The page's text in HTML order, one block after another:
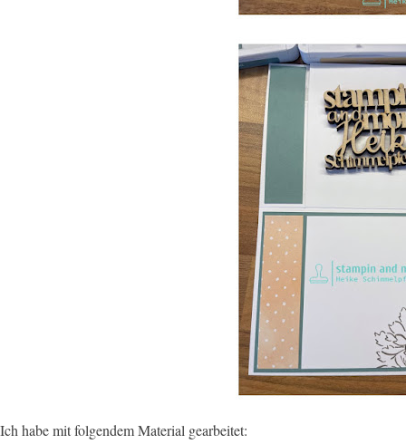
Ich habe mit folgendem Material gearbeitet: